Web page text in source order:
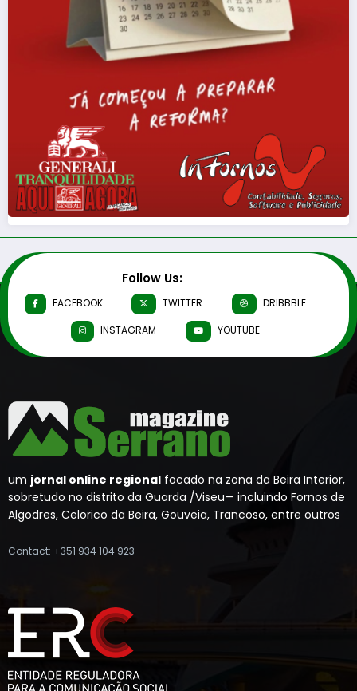
Follow Us:
FACEBOOK TWITTER
DRIBBBLE
INSTAGRAM
YOUTUBE
um jornal online regional focado na zona da Beira Interior,
sobretudo no distrito da Guarda /Viseu— incluindo Fornos de
Algodres, Celorico da Beira, Gouveia, Trancoso, entre outros
Contact: +351 934 104 923